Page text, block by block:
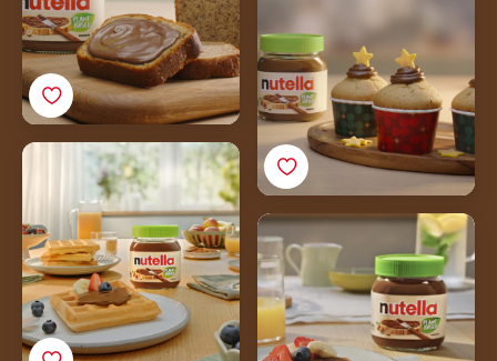
levitteellä
Vegaaniset vohvelit
Nutella® Plant-Based -
levitteellä
Vegaaniset
Plant-Based - levitteellä